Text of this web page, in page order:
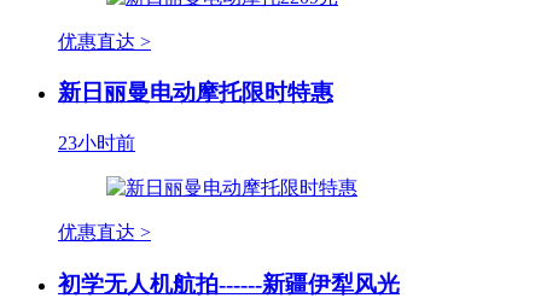
优惠直达 >
新日丽曼电动摩托限时特惠
23小时前
优惠直达 >
初学无人机航拍------新疆伊犁风光